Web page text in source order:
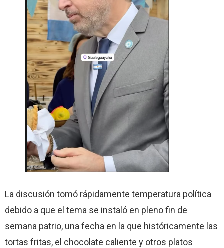
La discusión tomó rápidamente temperatura política
debido a que el tema se instaló en pleno fin de
semana patrio, una fecha en la que históricamente las
tortas fritas, el chocolate caliente y otros platos